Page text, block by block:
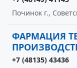
Починок г.,
ФАРМАЦИЯ
+7 (48135) 43436